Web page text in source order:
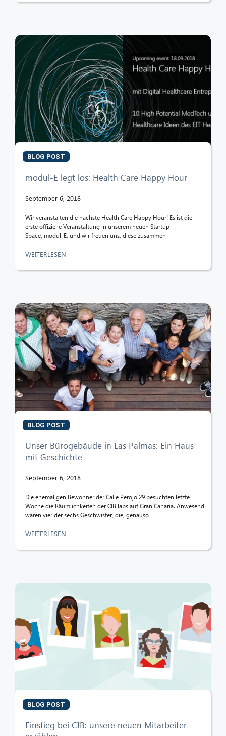
BLOG POST
modul-E legt los: Health Care Happy Hour
September 6, 2018
Wir veranstalten die nächste Health Care Happy Hour! Es ist die
erste offizielle Veranstaltung in unserem neuen Startup-
Space, modul-E, und wir freuen uns, diese zusammen
WEITERLESEN
BLOG POST
Unser Bürogebäude in Las Palmas: Ein Haus
mit Geschichte
September 6, 2018
Die ehemaligen Bewohner der Calle Perojo 29 besuchten letzte
Woche die Räumlichkeiten der CIB labs auf Gran Canaria. Anwesend
waren vier der sechs Geschwister, die, genauso
WEITERLESEN
BLOG POST
Einstieg bei CIB: unsere neuen Mitarbeiter